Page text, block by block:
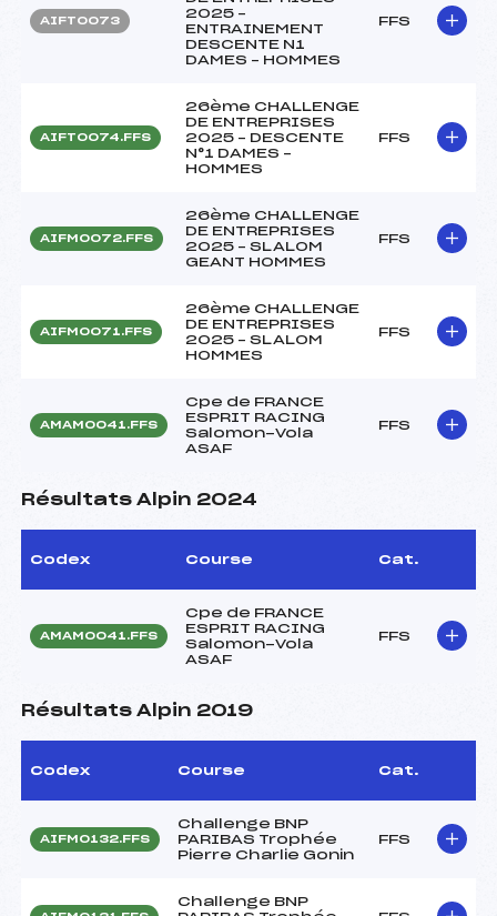
AIFT0073
2025 –
ENTRAINEMENT
DESCENTE N1
DAMES – HOMMES
FFS
AIFT0074.FFS
26ème CHALLENGE
DE ENTREPRISES
2025 – DESCENTE
N°1 DAMES –
HOMMES
FFS
AIFM0072.FFS
26ème CHALLENGE
DE ENTREPRISES
2025 – SLALOM
GEANT HOMMES
FFS
AIFM0071.FFS
26ème CHALLENGE
DE ENTREPRISES
2025 – SLALOM
HOMMES
FFS
AMAM0041.FFS
Cpe de FRANCE
ESPRIT RACING
Salomon-Vola
ASAF
FFS
Résultats Alpin 2024
Codex Course Cat.
AMAM0041.FFS
Cpe de FRANCE
ESPRIT RACING
Salomon-Vola
ASAF
FFS
Résultats Alpin 2019
Codex Course Cat.
AIFM0132.FFS
Challenge BNP
PARIBAS Trophée
Pierre Charlie Gonin
FFS
Challenge BNP